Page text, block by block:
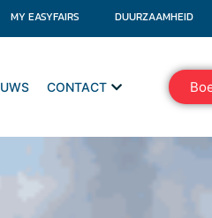
MY EASYFAIRS DUURZAAMHEID
CONTACT